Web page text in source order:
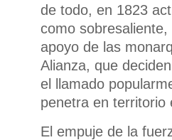
de todo, en 1823
como
apoyo de las
Alianza, que
el llamado
penetra en territorio
El empuje de la